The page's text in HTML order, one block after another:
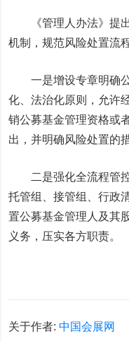
《管理人办法》提出
机制，规范风险处置流程
一是增设专章明确公
化、法治化原则，允许
销公募基金管理资格或
出，并明确风险处置的
二是强化全流程管控
托管组、接管组、行政
置公募基金管理人及其
义务，压实各方职责。
关于作者:中国会展网